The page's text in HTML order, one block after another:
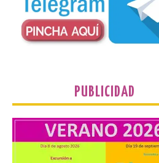
del eclipse solar que
organiza con la ESA y el
7 Ago 2026
PUBLICIDAD